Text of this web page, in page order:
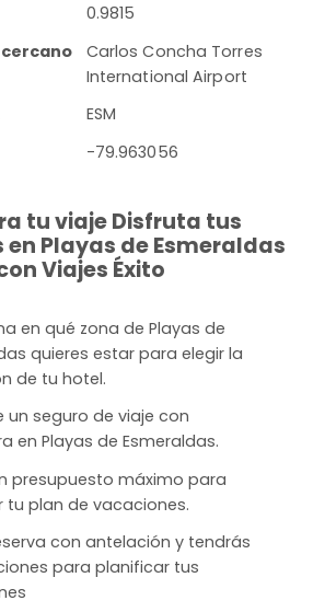
0.9815
Carlos Concha Torres
International Airport
ESM
-79.963056
tu viaje Disfruta tus
Playas de Esmeraldas
Viajes Éxito
en qué zona de Playas de
quieres estar para elegir la
de tu hotel.
un seguro de viaje con
en Playas de Esmeraldas.
presupuesto máximo para
tu plan de vacaciones.
con antelación y tendrás
para planificar tus